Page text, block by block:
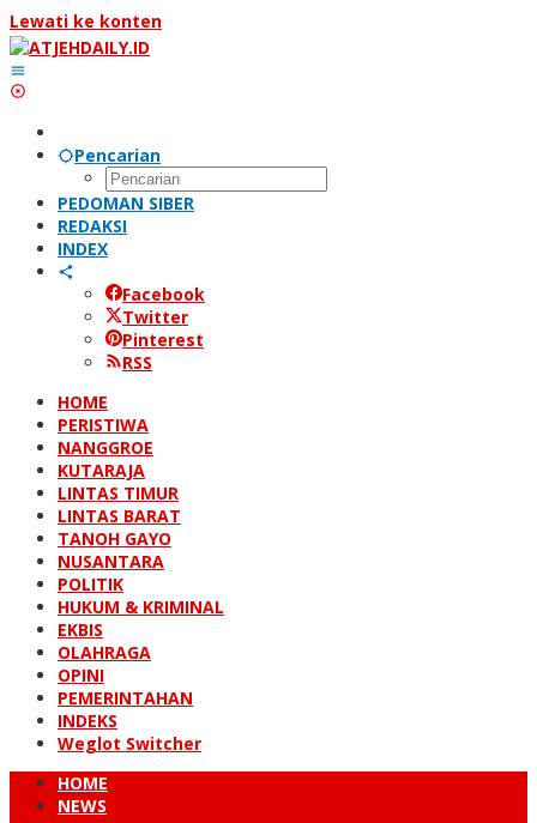
Lewati ke konten
Pencarian
PEDOMAN SIBER
REDAKSI
INDEX
Facebook
Twitter
Pinterest
RSS
HOME
PERISTIWA
NANGGROE
KUTARAJA
LINTAS TIMUR
LINTAS BARAT
TANOH GAYO
NUSANTARA
POLITIK
HUKUM & KRIMINAL
EKBIS
OLAHRAGA
OPINI
PEMERINTAHAN
INDEKS
Weglot Switcher
HOME
NEWS